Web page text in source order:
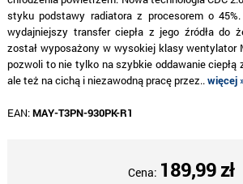
styku podstawy radiatora z procesorem o
wydajniejszy transfer ciepła z jego źródła do
został wyposażony w wysokiej klasy wentylator
pozwoli to nie tylko na szybkie oddawanie ciepłą
ale też na cichą i niezawodną pracę przez..więcej
EAN:MAY-T3PN-930PK-R1
Cena: 189,99 zł